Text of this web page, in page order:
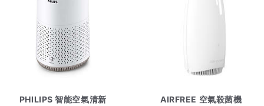
PHILIPS 智能空氣清新
AIRFREE 空氣殺菌機